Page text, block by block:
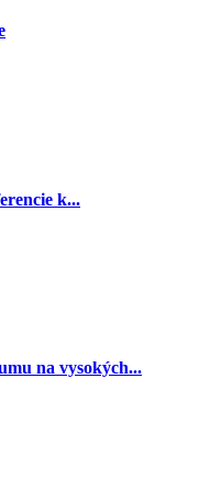
k...
na vysokých...